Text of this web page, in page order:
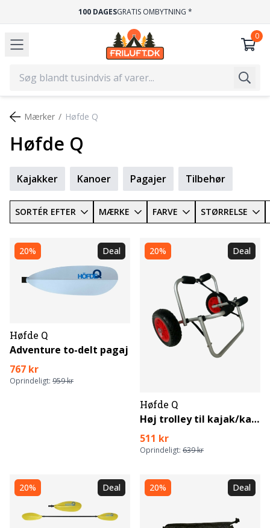
GRATIS FRAGTVED KØB OVER 499,-
Kajakker Kanoer Pagajer Tilbehør
Mærker Høfde Q
Høfde Q
SORTÉR EFTER MÆRKE FARVE STØRRELSE
20% Deal
Høfde Q
Adventure to-delt pagaj
767 kr
Oprindeligt: 959 kr
20% Deal
Høfde Q
Høj trolley til kajak/kano
511 kr
Oprindeligt: 639 kr
20% Deal 20% Deal